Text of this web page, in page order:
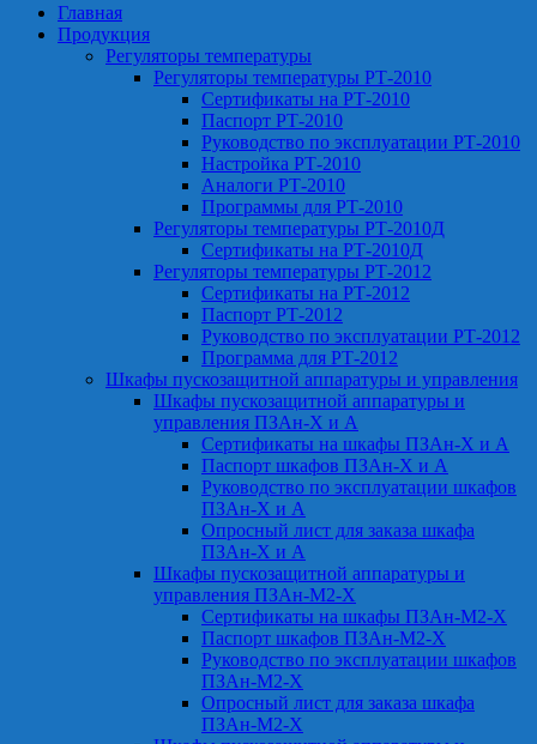
Главная
Продукция
Регуляторы температуры
Регуляторы температуры РТ-2010
Сертификаты на РТ-2010
Паспорт РТ-2010
Руководство по эксплуатации РТ-2010
Настройка РТ-2010
Аналоги РТ-2010
Программы для РТ-2010
Регуляторы температуры РТ-2010Д
Сертификаты на РТ-2010Д
Регуляторы температуры РТ-2012
Сертификаты на РТ-2012
Паспорт РТ-2012
Руководство по эксплуатации РТ-2012
Программа для РТ-2012
Шкафы пускозащитной аппаратуры и управления
Шкафы пускозащитной аппаратуры и
управления ПЗАн-Х и А
Сертификаты на шкафы ПЗАн-Х и А
Паспорт шкафов ПЗАн-Х и А
Руководство по эксплуатации шкафов
ПЗАн-Х и А
Опросный лист для заказа шкафа
ПЗАн-Х и А
Шкафы пускозащитной аппаратуры и
управления ПЗАн-М2-Х
Сертификаты на шкафы ПЗАн-М2-Х
Паспорт шкафов ПЗАн-М2-Х
Руководство по эксплуатации шкафов
ПЗАн-М2-Х
Опросный лист для заказа шкафа
ПЗАн-М2-Х